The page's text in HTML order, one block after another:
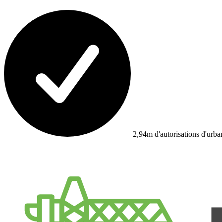
2,94m d'autorisations